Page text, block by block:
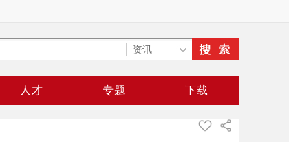
人才 专题 下载